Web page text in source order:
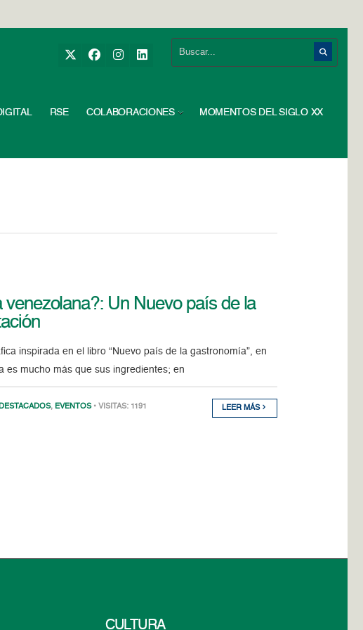
RSE COLABORACIONES MOMENTOS DEL SIGLO XX
Un Nuevo país de la
inspirada en el libro “Nuevo país de la gastronomía”, en
es mucho más que sus ingredientes; en
DESTACADOS, EVENTOS • VISITAS: 1191 LEER MÁS
CULTURA